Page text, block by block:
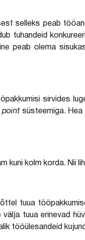
selleks peab
tuhandeid
peab olema
sirvides
süsteemiga.
kuni kolm korda. Nii
tuua
tuua erinevad
tööülesandeid